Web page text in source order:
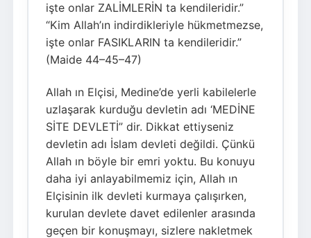
işte onlar ZALİMLERİN ta kendileridir.”
“Kim Allah’ın indirdikleriyle hükmetmezse,
işte onlar FASIKLARIN ta kendileridir.”
(Maide 44–45–47)
Allah ın Elçisi, Medine’de yerli kabilelerle
uzlaşarak kurduğu devletin adı ‘MEDİNE
SİTE DEVLETİ” dir. Dikkat ettiyseniz
devletin adı İslam devleti değildi. Çünkü
Allah ın böyle bir emri yoktu. Bu konuyu
daha iyi anlayabilmemiz için, Allah ın
Elçisinin ilk devleti kurmaya çalışırken,
kurulan devlete davet edilenler arasında
geçen bir konuşmayı, sizlere nakletmek